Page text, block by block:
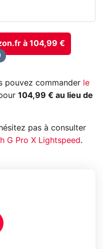
à 104,99 €
pouvez commander le
104,99 € au lieu de
pas à consulter
G Pro X Lightspeed.